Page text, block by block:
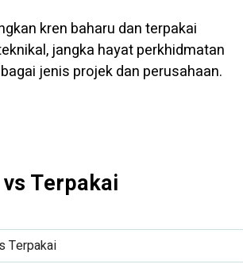
kren baharu dan terpakai
jangka hayat perkhidmatan
jenis projek dan perusahaan.
Terpakai
Terpakai